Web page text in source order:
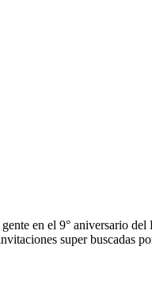
en el 9° aniversario
super buscadas